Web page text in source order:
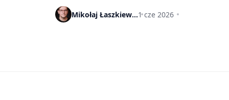
procesory i Radeona RX 9070 GRE
Mikołaj Łaszkiewicz1 cze 2026